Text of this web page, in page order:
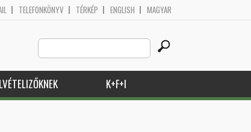
TELEFONKÖNYV TÉRKÉP ENGLISH MAGYAR
Search
this
site
K+F+I